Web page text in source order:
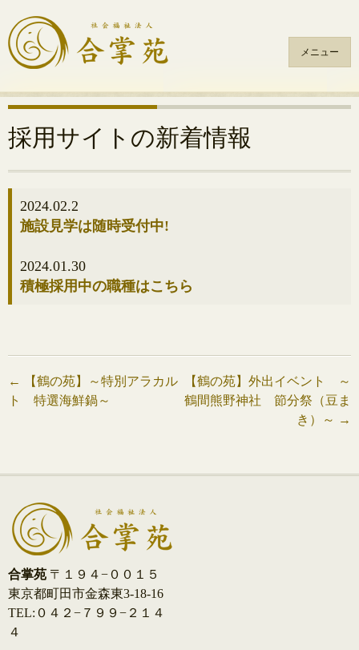
メニュー
コ
ン
テ
ン
へ
採用サイトの新着情報
2024.02.2
施設見学は随時受付中!
2024.01.30
積極採用中の職種はこちら
投
ビ
ゲ
ー
シ
ョ
ン
←
【鶴の苑】～特別アラカル
ト 特選海鮮鍋～
【鶴の苑】外出イベント ～
鶴間熊野神社 節分祭（豆ま
き）～ →
合掌苑 〒１９４−００１５
東京都町田市金森東3-18-16
TEL:０４２−７９９−２１４
４